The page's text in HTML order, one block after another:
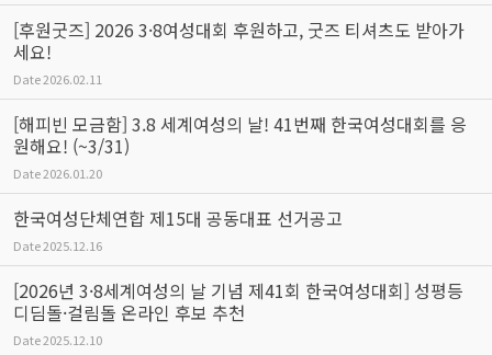
[후원굿즈] 2026 3·8여성대회 후원하고, 굿즈 티셔츠도 받아가
세요!
Date2026.02.11
[해피빈 모금함] 3.8 세계여성의 날! 41번째 한국여성대회를 응
원해요! (~3/31)
Date2026.01.20
한국여성단체연합 제15대 공동대표 선거공고
Date2025.12.16
[2026년 3·8세계여성의 날 기념 제41회 한국여성대회] 성평등
디딤돌·걸림돌 온라인 후보 추천
Date2025.12.10